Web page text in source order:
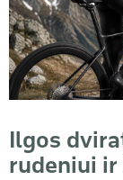
Ilgos
rudeniui ir